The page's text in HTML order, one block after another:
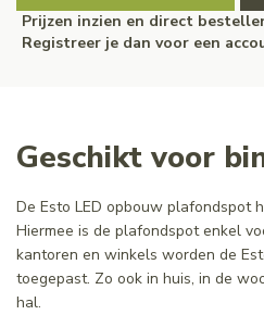
Prijzen inzien en direct
Registreer je dan voor een
Geschikt voor
De Esto LED opbouw plafondspot
Hiermee is de plafondspot enkel
kantoren en winkels worden de
toegepast. Zo ook in huis, in de
hal.